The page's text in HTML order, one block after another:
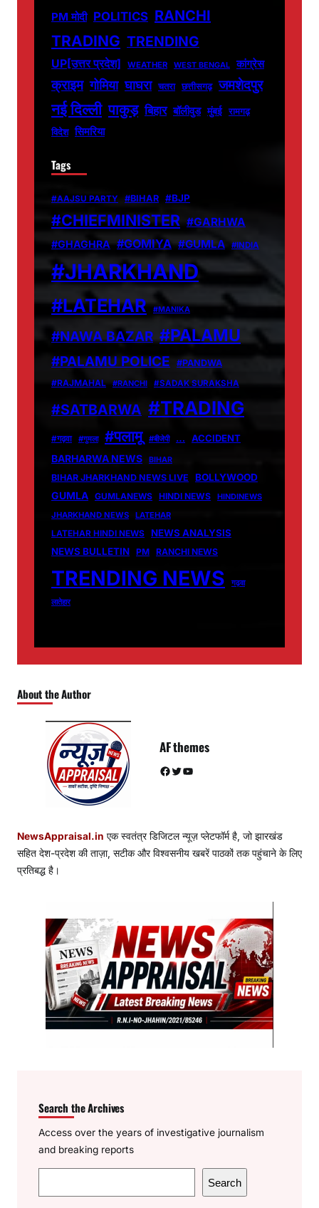
PM मोदी POLITICS RANCHI
TRADING TRENDING
UP[उत्तर प्रदेश] WEATHER WEST BENGAL कांग्रेस
क्राइम गोमिया घाघरा चतरा छत्तीसगढ़ जमशेदपुर
नई दिल्ली पाकुड़ बिहार बॉलीवुड मुंबई रामगढ़
विदेश सिमरिया
Tags
#AAJSU PARTY #BIHAR #BJP
#CHIEFMINISTER #GARHWA
#GHAGHRA #GOMIYA #GUMLA #INDIA
#JHARKHAND
#LATEHAR #MANIKA
#NAWA BAZAR #PALAMU
#PALAMU POLICE
#PANDWA
#RAJMAHAL
#RANCHI #SADAK SURAKSHA
#SATBARWA #TRADING
#गढ़वा #गुमला #पलामू #बीजेपी … ACCIDENT
BARHARWA NEWS BIHAR
BIHAR JHARKHAND NEWS LIVE BOLLYWOOD
GUMLA GUMLANEWS HINDI NEWS
HINDINEWS
JHARKHAND NEWS
LATEHAR
LATEHAR HINDI NEWS
NEWS ANALYSIS
NEWS BULLETIN PM RANCHI NEWS
TRENDING NEWS
गढ़वा
लातेहार
About the Author
AF themes
Facebook Twitter YouTube
NewsAppraisal.in एक स्वतंत्र डिजिटल न्यूज़ प्लेटफॉर्म है, जो झारखंड
सहित देश-प्रदेश की ताज़ा, सटीक और विश्वसनीय खबरें पाठकों तक पहुंचाने के लिए
प्रतिबद्ध है।
Search the Archives
Access over the years of investigative journalism
and breaking reports
e
Search